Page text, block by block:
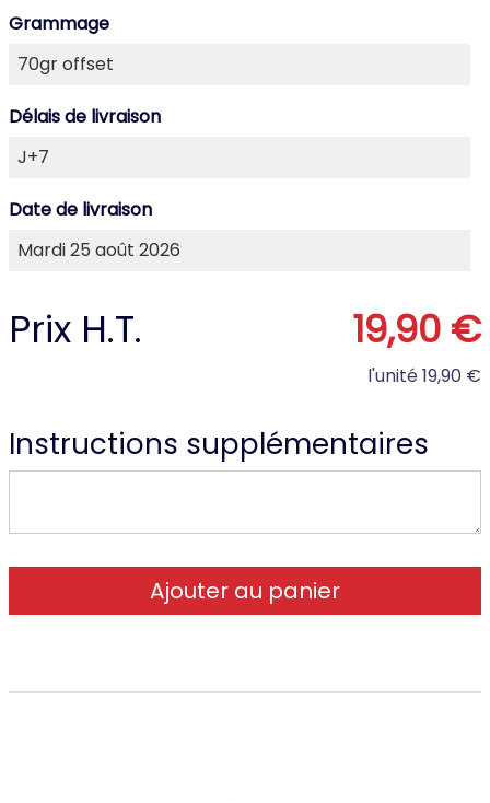
Grammage
Délais de livraison
Date de livraison
Prix H.T. 19,90 €
l'unité19,90 €
Instructions supplémentaires